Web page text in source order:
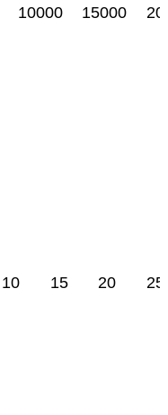
10000 15000
10 15 20 25